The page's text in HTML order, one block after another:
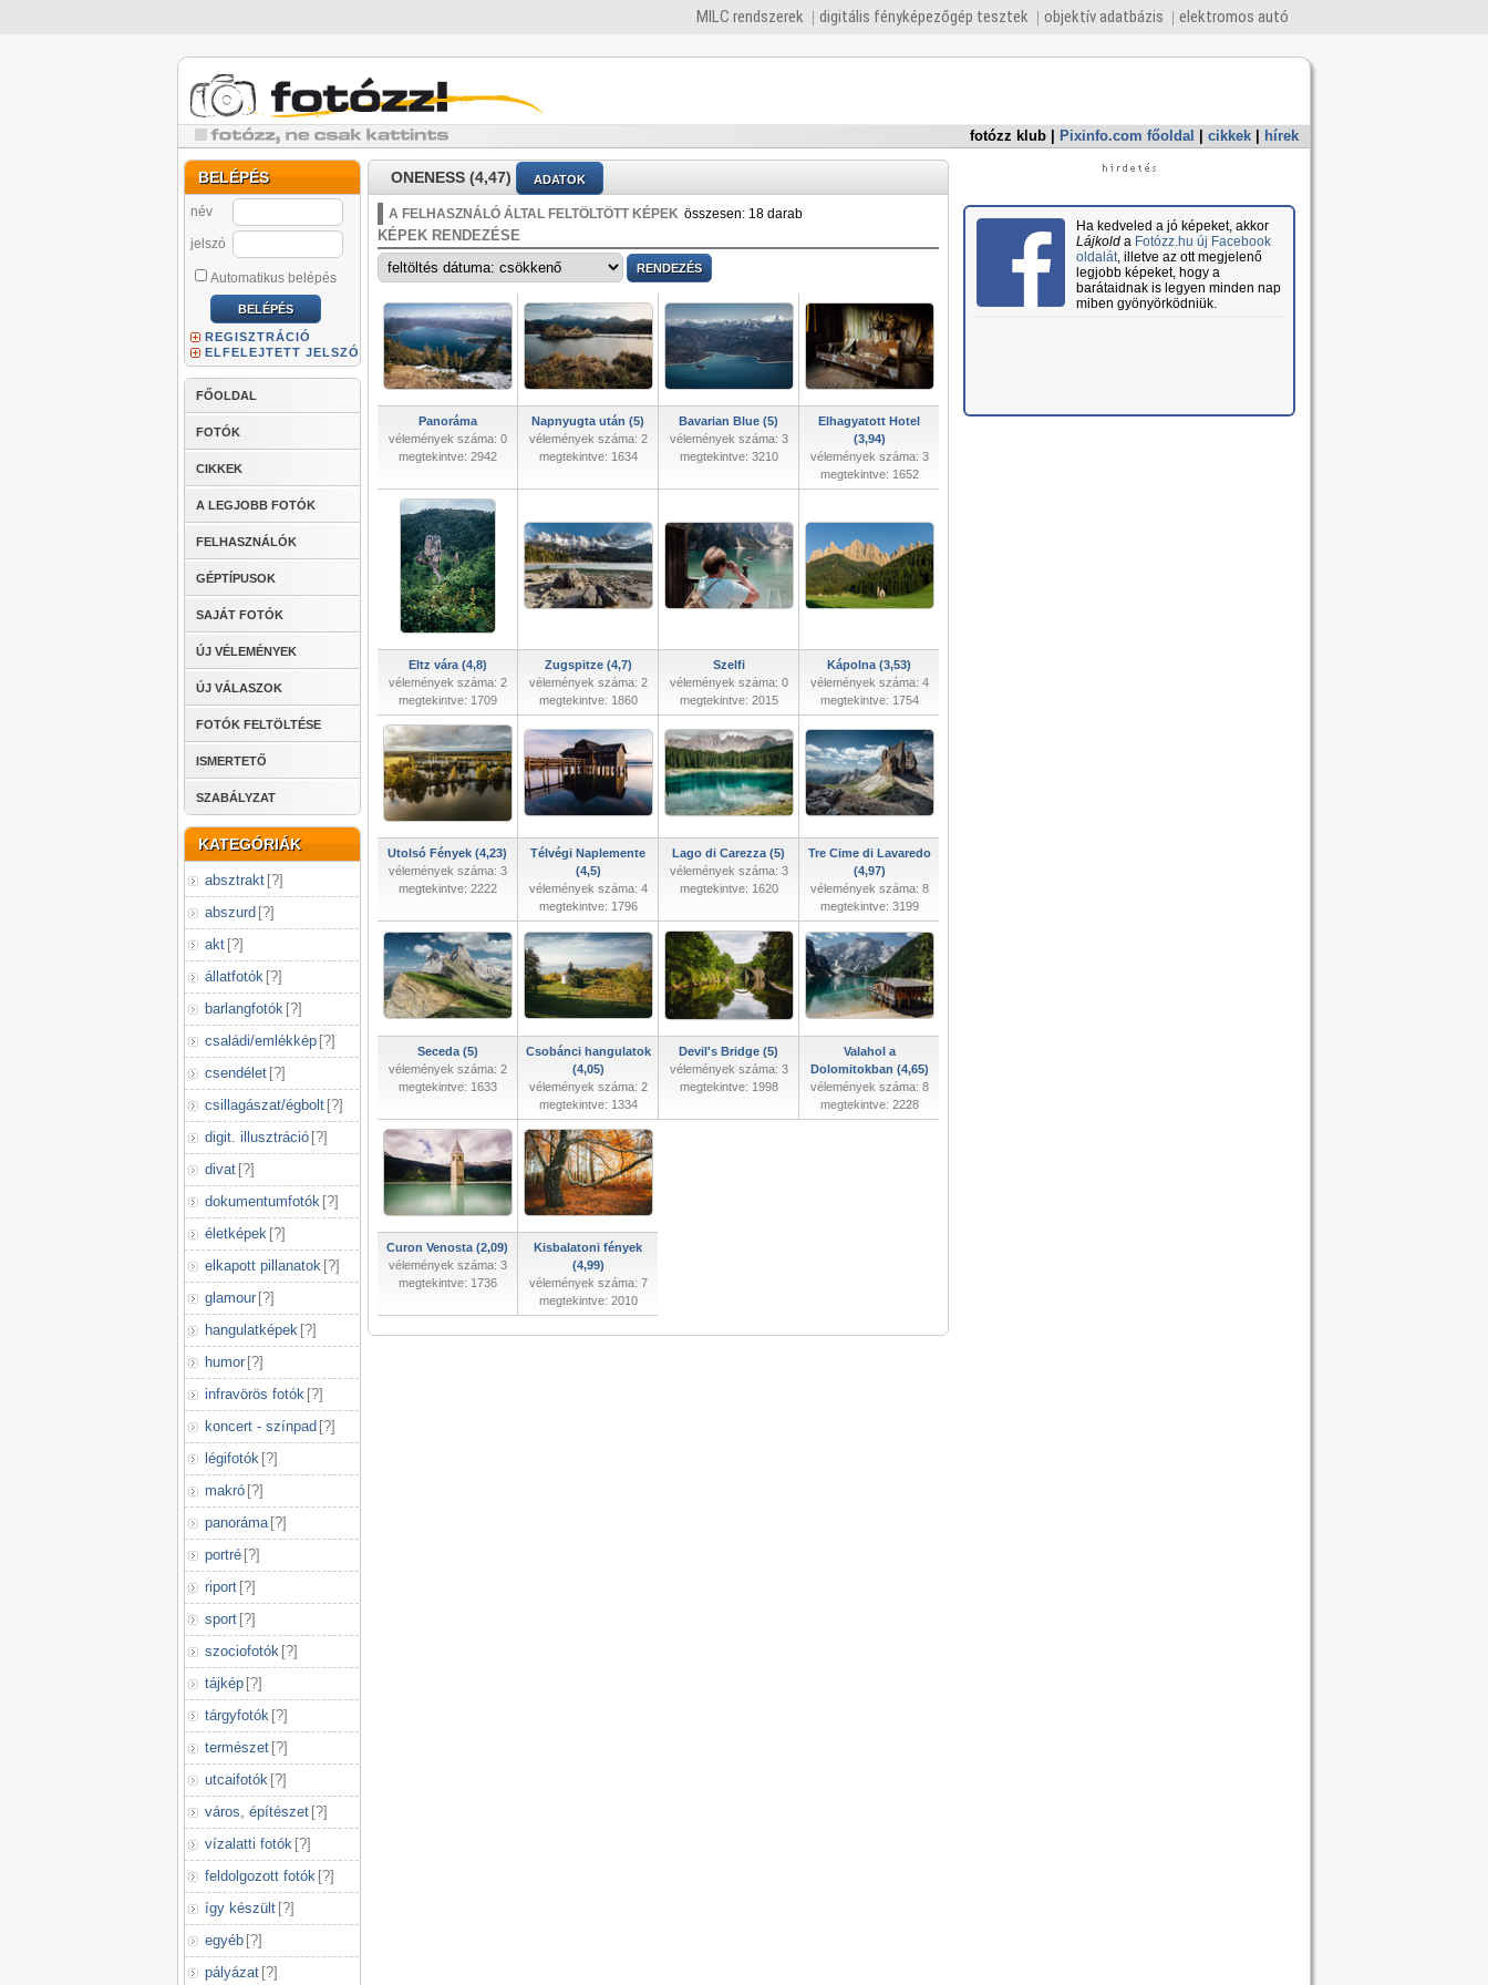
MILC rendszerek digitális fényképezőgép tesztek objektív adatbázis elektromos autó
fotózz klub Pixinfo.com főoldal cikkek hírek
BELÉPÉS
név
jelszó
Automatikus belépés
REGISZTRÁCIÓ
ELFELEJTETT JELSZÓ
FŐOLDAL
FOTÓK
CIKKEK
A LEGJOBB FOTÓK
FELHASZNÁLÓK
GÉPTÍPUSOK
SAJÁT FOTÓK
ÚJ VÉLEMÉNYEK
ÚJ VÁLASZOK
FOTÓK FELTÖLTÉSE
ISMERTETŐ
SZABÁLYZAT
KATEGÓRIÁK
absztrakt [?]
abszurd [?]
akt [?]
állatfotók [?]
barlangfotók [?]
családi/emlékkép [?]
csendélet [?]
csillagászat/égbolt [?]
digit. illusztráció [?]
divat [?]
dokumentumfotók [?]
életképek [?]
elkapott pillanatok [?]
glamour [?]
hangulatképek [?]
humor [?]
infravörös fotók [?]
koncert - színpad [?]
légifotók [?]
makró [?]
panoráma [?]
portré [?]
riport [?]
sport [?]
szociofotók [?]
tájkép [?]
tárgyfotók [?]
természet [?]
utcaifotók [?]
város, építészet [?]
vízalatti fotók [?]
feldolgozott fotók [?]
így készült [?]
egyéb [?]
pályázat [?]
ONENESS (4,47) ADATOK
A FELHASZNÁLÓ ÁLTAL FELTÖLTÖTT KÉPEK összesen: 18 darab
KÉPEK RENDEZÉSE
Panoráma
vélemények száma: 0
megtekintve: 2942
Napnyugta után (5)
vélemények száma: 2
megtekintve: 1634
Bavarian Blue (5)
vélemények száma: 3
megtekintve: 3210
Elhagyatott Hotel
(3,94)
vélemények száma: 3
megtekintve: 1652
Eltz vára (4,8)
vélemények száma: 2
megtekintve: 1709
Zugspitze (4,7)
vélemények száma: 2
megtekintve: 1860
Szelfi
vélemények száma: 0
megtekintve: 2015
Kápolna (3,53)
vélemények száma: 4
megtekintve: 1754
Utolsó Fények (4,23)
vélemények száma: 3
megtekintve: 2222
Télvégi Naplemente
(4,5)
vélemények száma: 4
megtekintve: 1796
Lago di Carezza (5)
vélemények száma: 3
megtekintve: 1620
Tre Cime di Lavaredo
(4,97)
vélemények száma: 8
megtekintve: 3199
Seceda (5)
vélemények száma: 2
megtekintve: 1633
Csobánci hangulatok
(4,05)
vélemények száma: 2
megtekintve: 1334
Devil's Bridge (5)
vélemények száma: 3
megtekintve: 1998
Valahol a
Dolomitokban (4,65)
vélemények száma: 8
megtekintve: 2228
Curon Venosta (2,09)
vélemények száma: 3
megtekintve: 1736
Kisbalatoni fények
(4,99)
vélemények száma: 7
megtekintve: 2010
Ha kedveled a jó képeket, akkor
Lájkolda Fotózz.hu új Facebook
oldalát, illetve az ott megjelenő
legjobb képeket, hogy a
barátaidnak is legyen minden nap
miben gyönyörködniük.